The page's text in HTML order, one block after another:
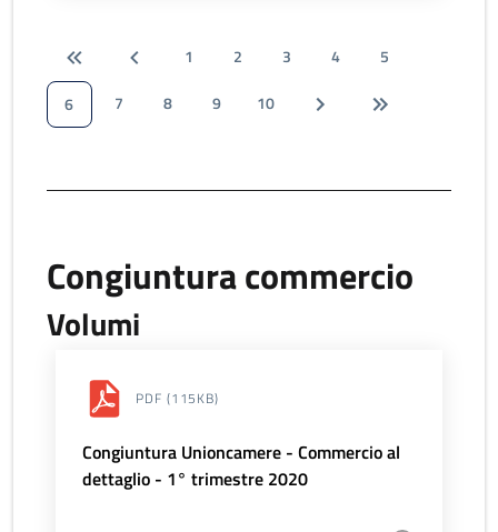
1 2 3 4
5
6
7 8 9 10
Congiuntura commercio
Volumi
PDF (115KB)
Congiuntura Unioncamere - Commercio al
dettaglio - 1° trimestre 2020